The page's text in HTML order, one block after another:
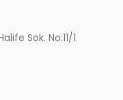
Sok. No:11/1